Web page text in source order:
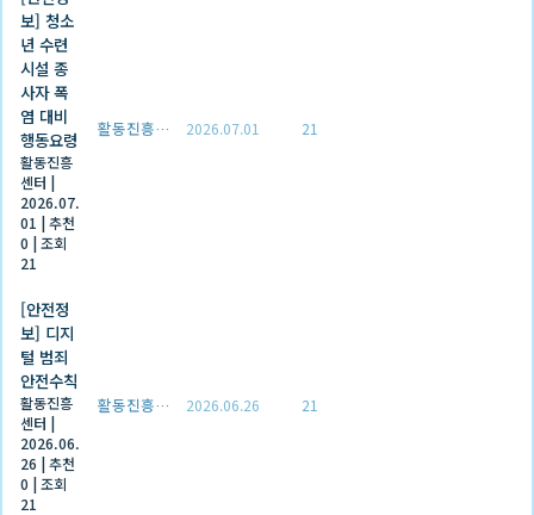
보] 청소
년 수련
시설 종
사자 폭
염 대비
행동요령
활동진흥
센터 |
2026.07.
01 |추천
0 |조회
21
활동진흥센터 2026.07.01 21
[안전정
보] 디지
털 범죄
안전수칙
활동진흥
센터 |
2026.06.
26 |추천
0 |조회
21
활동진흥센터 2026.06.26 21